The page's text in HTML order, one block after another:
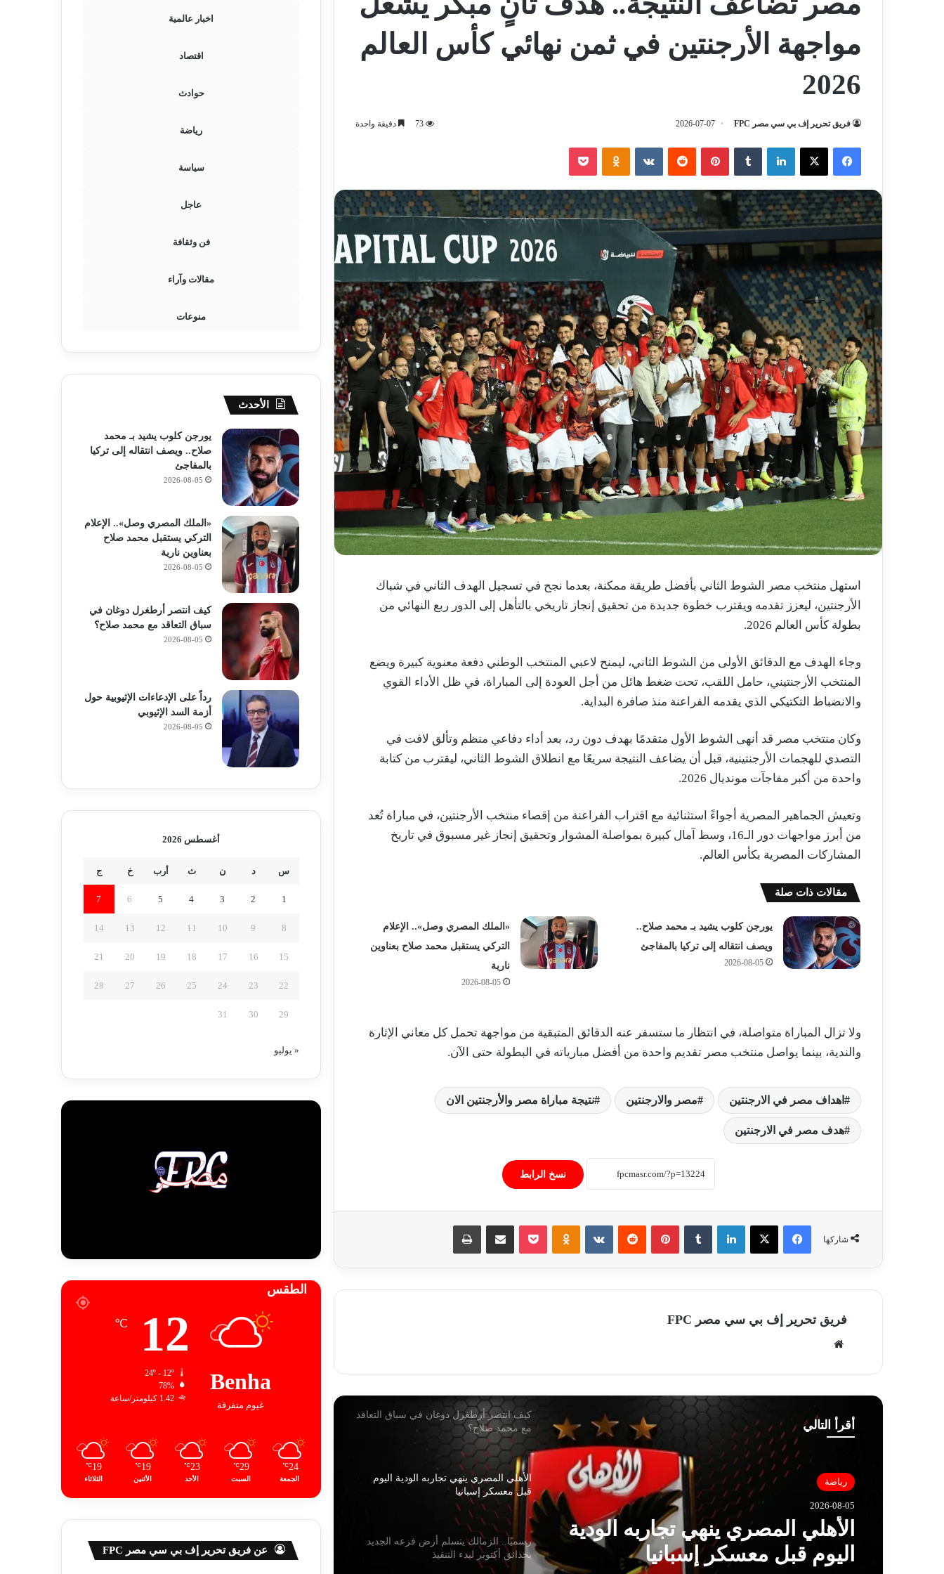
مواجهة الأرجنتين في ثمن نهائي كأس العالم
2026
فريق تحرير إف بي سي مصر FPC 2026-07-07
73 دقيقة واحدة
فيسبوك ‫X لينكدإن بينتيريست
استهل منتخب مصر الشوط الثاني بأفضل طريقة ممكنة، بعدما نجح في تسجيل الهدف الثاني في شباك
الأرجنتين، ليعزز تقدمه ويقترب خطوة جديدة من تحقيق إنجاز تاريخي بالتأهل إلى الدور ربع النهائي من
بطولة كأس العالم 2026.
وجاء الهدف مع الدقائق الأولى من الشوط الثاني، ليمنح لاعبي المنتخب الوطني دفعة معنوية كبيرة ويضع
المنتخب الأرجنتيني، حامل اللقب، تحت ضغط هائل من أجل العودة إلى المباراة، في ظل الأداء القوي
والانضباط التكتيكي الذي يقدمه الفراعنة منذ صافرة البداية.
وكان منتخب مصر قد أنهى الشوط الأول متقدمًا بهدف دون رد، بعد أداء دفاعي منظم وتألق لافت في
التصدي للهجمات الأرجنتينية، قبل أن يضاعف النتيجة سريعًا مع انطلاق الشوط الثاني، ليقترب من كتابة
واحدة من أكبر مفاجآت مونديال 2026.
وتعيش الجماهير المصرية أجواءً استثنائية مع اقتراب الفراعنة من إقصاء منتخب الأرجنتين، في مباراة تُعد
من أبرز مواجهات دور الـ16، وسط آمال كبيرة بمواصلة المشوار وتحقيق إنجاز غير مسبوق في تاريخ
المشاركات المصرية بكأس العالم.
مقالات ذات صلة
يورجن كلوب يشيد بـ محمد صلاح..
ويصف انتقاله إلى تركيا بالمفاجئ
2026-08-05
«الملك المصري وصل».. الإعلام
التركي يستقبل محمد صلاح بعناوين
نارية
2026-08-05
ولا تزال المباراة متواصلة، في انتظار ما ستسفر عنه الدقائق المتبقية من مواجهة تحمل كل معاني الإثارة
والندية، بينما يواصل منتخب مصر تقديم واحدة من أفضل مبارياته في البطولة حتى الآن.
اهداف مصر في الارجنتين مصر والارجنتين نتيجة مباراة مصر والأرجنتين الان
هدف مصر في الارجنتين
نسخ الرابط
شاركها
فيسبوك ‫X لينكدإن بينتيريست
فريق تحرير إف بي سي مصر FPC
الوي
ب
أقرأ التالي
رياضة
2026-08-05
الأهلي المصري ينهي تجاربه الودية
اليوم قبل معسكر إسبانيا
أوجستين منصور يعود لحسابات الأهلي
من العقد الأول إلى الحاضر.. مقارنة رقمية
ساخنة بين مبابي ورونالدو في ريال مدريد
صفقات من ذهب.. كوناتي وسيلفا على
عرش ميركاتو صيف 2026
الحالي
كيف انتصر أرطغرل دوغان في سباق التعاقد
مع محمد صلاح؟
الأهلي المصري ينهي تجاربه الودية اليوم
قبل معسكر إسبانيا
رسميًا.. الزمالك يتسلم أرض فرعه الجديد
بحدائق أكتوبر لبدء التنفيذ
اخبار عالمية
اقتصاد
حوادث
رياضة
سياسة
عاجل
فن وثقافة
مقالات وآراء
منوعات
الأحدث
يورجن كلوب يشيد بـ محمد
صلاح.. ويصف انتقاله إلى تركيا
بالمفاجئ
2026-08-05
«الملك المصري وصل».. الإعلام
التركي يستقبل محمد صلاح
بعناوين نارية
2026-08-05
كيف انتصر أرطغرل دوغان في
سباق التعاقد مع محمد صلاح؟
2026-08-05
رداً على الإدعاءات الإثيوبية حول
أزمة السد الإثيوبي
2026-08-05
أغسطس 2026
س د ن ث أرب خ ج
1
2
3
4
5
6
7
8
9
10
11
12
13
14
15
16
17
18
19
20
21
22
23
24
25
26
27
28
29
30
31
« يوليو
الطقس
Benha
غيوم متفرقة
12
℃
78%
1.42 كيلومتر/ساعة
24
℃
الجمعة
29
℃
السبت
23
℃
الأحد
19
℃
الأثنين
19
℃
الثلاثاء
عن فريق تحرير إف بي سي مصر FPC